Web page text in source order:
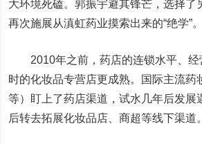
大环境死磕。郭振宇避其锋芒，选择了
再次施展从滇虹药业摸索出来的“绝学”。
2010年之前，药店的连锁水平、经
时的化妆品专营店更成熟。国际主流药
等）盯上了药店渠道，试水几年后发展
后转去拓展化妆品店、商超等线下渠道。